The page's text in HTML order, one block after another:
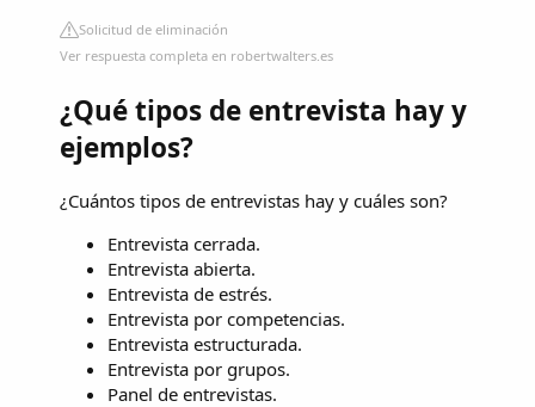
Solicitud de eliminación
Ver respuesta completa en robertwalters.es
¿Qué tipos de entrevista hay y
ejemplos?
¿Cuántos tipos de entrevistas hay y cuáles son?
Entrevista cerrada.
Entrevista abierta.
Entrevista de estrés.
Entrevista por competencias.
Entrevista estructurada.
Entrevista por grupos.
Panel de entrevistas.